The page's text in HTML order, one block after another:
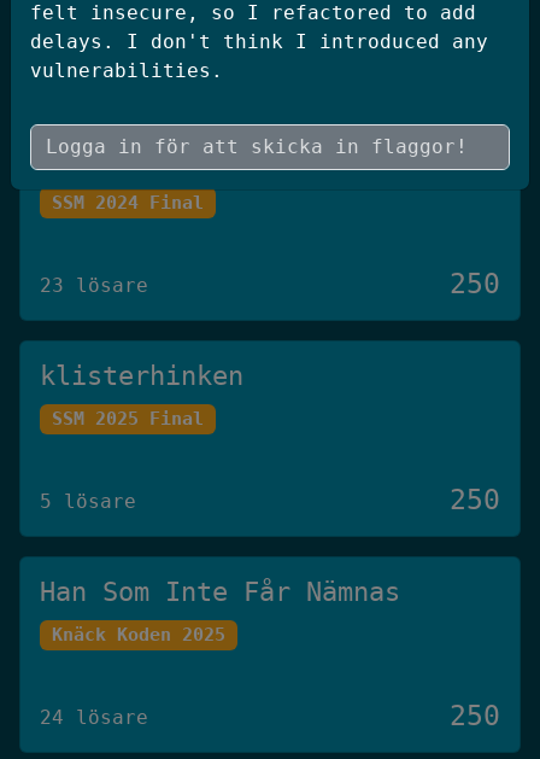
19 lösare
Skógræktin
SSM 2024 Final
23 lösare 250
klisterhinken
SSM 2025 Final
5 lösare 250
Han Som Inte Får Nämnas
Knäck Koden 2025
24 lösare 250
felt insecure, so I refactored to add
delays. I don't think I introduced any
vulnerabilities.